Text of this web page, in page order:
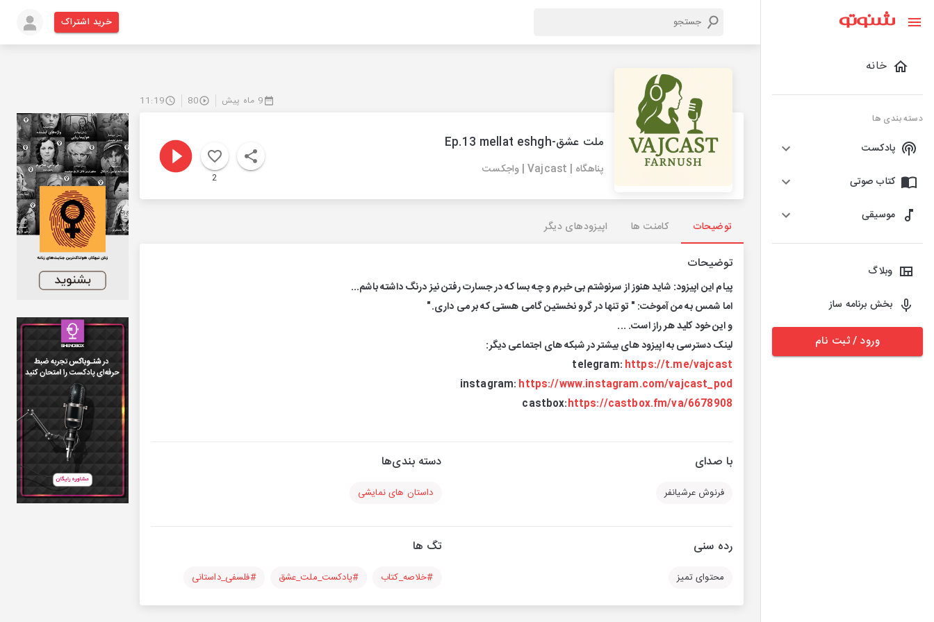
خانه
دسته بندی ها
پادکست
کتاب صوتی
موسیقی
وبلاگ
بخش برنامه ساز
ورود / ثبت نام
خرید اشتراک
9 ماه پیش 80
11:19
ملت عشق-Ep.13 mellat eshgh
پناهگاه | Vajcast | واجکست
2
توضیحات کامنت ها اپیزودهای دیگر
توضیحات
پیام این اپیزود: شاید هنوز از سرنوشتم بی خبرم و چه بسا که در جسارت رفتن نیز درنگ داشته باشم...
اما شمس به من آموخت: " تو تنها در گرو نخستین گامی هستی که بر می داری."
و این خود کلید هر راز است. ...
لینک دسترسی به اپیزود های بیشتر در شبکه های اجتماعی دیگر:
telegram: https://t.me/vajcast
instagram: https://www.instagram.com/vajcast_pod
castbox:https://castbox.fm/va/6678908
با صدای
فرنوش عرشیانفر
دسته بندی‌ها
داستان های نمایشی
رده سنی
محتوای تمیز
تگ ها
#خلاصه_کتاب #پادکست_ملت_عشق #فلسفی_داستانی